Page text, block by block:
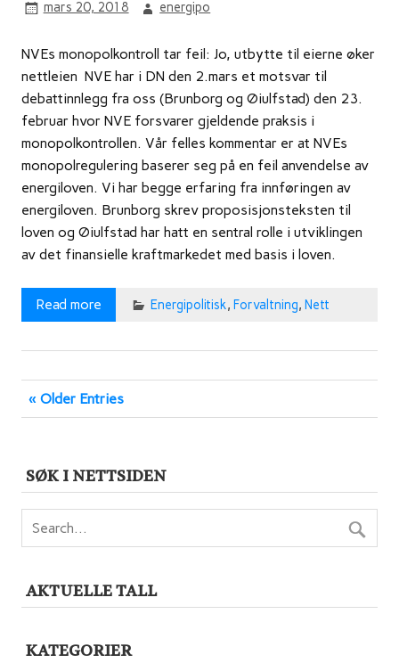
mars 20, 2018 energipo
NVEs monopolkontroll tar feil: Jo, utbytte til eierne øker
nettleien NVE har i DN den 2.mars et motsvar til
debattinnlegg fra oss (Brunborg og Øiulfstad) den 23.
februar hvor NVE forsvarer gjeldende praksis i
monopolkontrollen. Vår felles kommentar er at NVEs
monopolregulering baserer seg på en feil anvendelse av
energiloven. Vi har begge erfaring fra innføringen av
energiloven. Brunborg skrev proposisjonsteksten til
loven og Øiulfstad har hatt en sentral rolle i utviklingen
av det finansielle kraftmarkedet med basis i loven.
Read more Energipolitisk, Forvaltning, Nett
« Older Entries
SØK I NETTSIDEN
AKTUELLE TALL
KATEGORIER